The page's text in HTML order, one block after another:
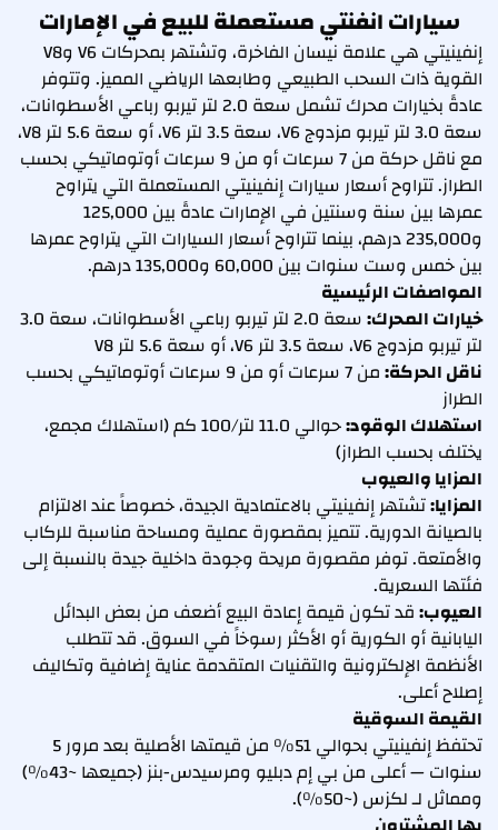
سيارات انفنتي مستعملة للبيع في الإمارات
إنفينيتي هي علامة نيسان الفاخرة، وتشتهر بمحركات V6 وV8
القوية ذات السحب الطبيعي وطابعها الرياضي المميز. وتتوفر
عادةً بخيارات محرك تشمل سعة 2.0 لتر تيربو رباعي الأسطوانات،
سعة 3.0 لتر تيربو مزدوج V6، سعة 3.5 لتر V6، أو سعة 5.6 لتر V8،
مع ناقل حركة من 7 سرعات أو من 9 سرعات أوتوماتيكي بحسب
الطراز. تتراوح أسعار سيارات إنفينيتي المستعملة التي يتراوح
عمرها بين سنة وسنتين في الإمارات عادةً بين 125,000
و235,000 درهم، بينما تتراوح أسعار السيارات التي يتراوح عمرها
بين خمس وست سنوات بين 60,000 و135,000 درهم.
المواصفات الرئيسية
خيارات المحرك:
سعة 2.0 لتر تيربو رباعي الأسطوانات، سعة 3.0
لتر تيربو مزدوج V6، سعة 3.5 لتر V6، أو سعة 5.6 لتر V8
ناقل الحركة:
من 7 سرعات أو من 9 سرعات أوتوماتيكي بحسب
الطراز
استهلاك الوقود:
حوالي 11.0 لتر/100 كم (استهلاك مجمع،
يختلف بحسب الطراز)
المزايا والعيوب
المزايا:تشتهر إنفينيتي بالاعتمادية الجيدة، خصوصاً عند الالتزام
بالصيانة الدورية. تتميز بمقصورة عملية ومساحة مناسبة للركاب
والأمتعة. توفر مقصورة مريحة وجودة داخلية جيدة بالنسبة إلى
فئتها السعرية.
العيوب:قد تكون قيمة إعادة البيع أضعف من بعض البدائل
اليابانية أو الكورية أو الأكثر رسوخاً في السوق. قد تتطلب
الأنظمة الإلكترونية والتقنيات المتقدمة عناية إضافية وتكاليف
إصلاح أعلى.
القيمة السوقية
تحتفظ إنفينيتي بحوالي 51% من قيمتها الأصلية بعد مرور 5
سنوات — أعلى من بي إم دبليو ومرسيدس-بنز (جميعها ~43%)
ومماثل لـ لكزس (~50%).